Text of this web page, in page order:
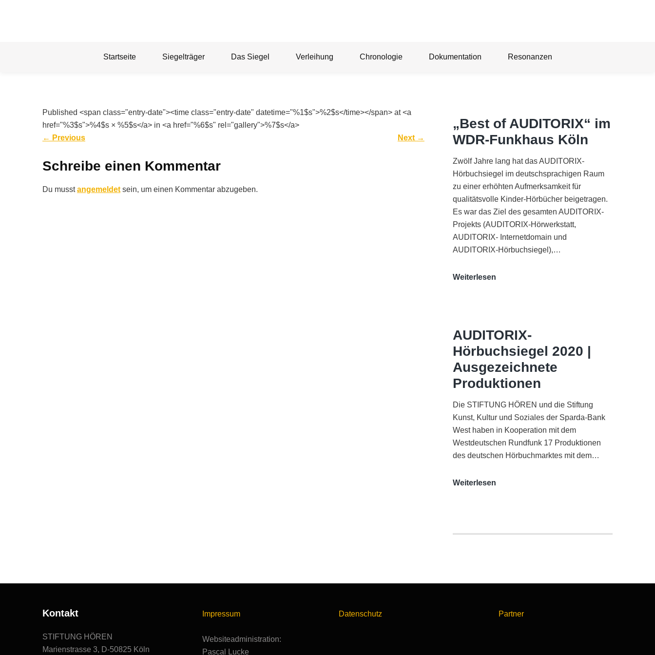
Startseite Siegelträger Das Siegel Verleihung Chronologie Dokumentation Resonanzen
Published <span class="entry-date"><time class="entry-date" datetime="%1$s">%2$s</time></span> at <a
href="%3$s">%4$s × %5$s</a> in <a href="%6$s" rel="gallery">%7$s</a>
← Previous Next →
Schreibe einen Kommentar
Du musstangemeldet sein, um einen Kommentar abzugeben.
„Best of AUDITORIX“ im
WDR-Funkhaus Köln
Zwölf Jahre lang hat das AUDITORIX-
Hörbuchsiegel im deutschsprachigen Raum
zu einer erhöhten Aufmerksamkeit für
qualitätsvolle Kinder-Hörbücher beigetragen.
Es war das Ziel des gesamten AUDITORIX-
Projekts (AUDITORIX-Hörwerkstatt,
AUDITORIX- Internetdomain und
AUDITORIX-Hörbuchsiegel),…
Weiterlesen
Funkhaus
Köln
AUDITORIX-
Hörbuchsiegel 2020 |
Ausgezeichnete
Produktionen
Die STIFTUNG HÖREN und die Stiftung
Kunst, Kultur und Soziales der Sparda-Bank
West haben in Kooperation mit dem
Westdeutschen Rundfunk 17 Produktionen
des deutschen Hörbuchmarktes mit dem…
Weiterlesen
Ausgezeichnete
Kontakt
STIFTUNG HÖREN
Marienstrasse 3, D-50825 Köln
Impressum
Websiteadministration:
Pascal Lucke
Datenschutz Partner